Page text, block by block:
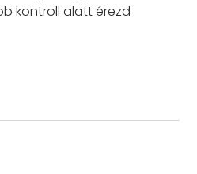
kontroll alatt érezd